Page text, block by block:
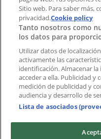
Marcas locales
Negocios
Negocios cercanos
Productos
Productos locales
Ciudades
Descargar la APP
Sitio web. Para saber más,
privacidad.Cookie policy
Tanto nosotros como
los datos para
Utilizar datos de
activamente las
identificación. Almacenar
acceder a ella. Publicidad
medición de publicidad y
audiencia y desarrollo de
Lista de asociados